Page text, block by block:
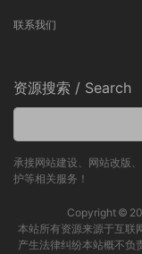
联系我们
资源搜索 / Search
承接网站建设、网站改版
护等相关服务！
Copyright ©
本站所有资源来源于互联
产生法律纠纷本站概不负